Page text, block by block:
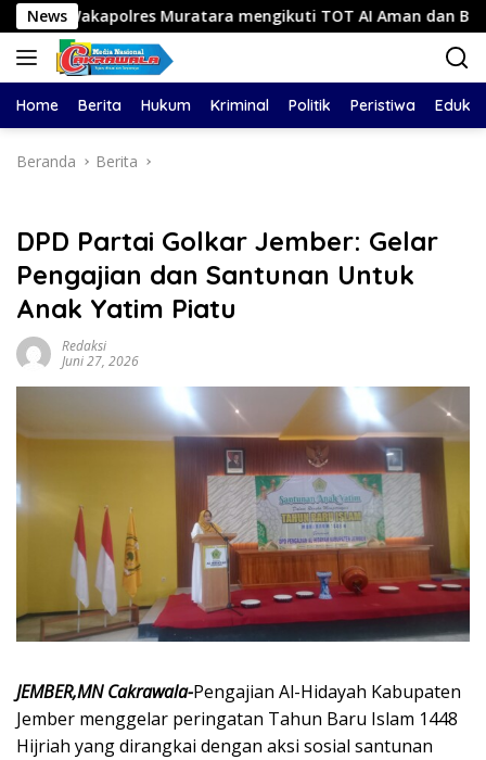
Langsung
ke
konten
News
Muratara mengikuti TOT AI Aman dan Bertanggung Jawab
Home Berita Hukum Kriminal Politik Peristiwa
Beranda Berita
DPD Partai Golkar Jember: Gelar
Pengajian dan Santunan Untuk
Anak Yatim Piatu
Redaksi
Juni 27, 2026
​JEMBER,MN Cakrawala-Pengajian Al-Hidayah Kabupaten
Jember menggelar peringatan Tahun Baru Islam 1448
Hijriah yang dirangkai dengan aksi sosial santunan